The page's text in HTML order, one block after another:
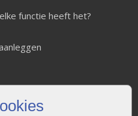
functie heeft het?